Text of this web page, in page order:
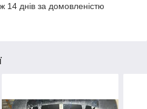
14 днів за домовленістю